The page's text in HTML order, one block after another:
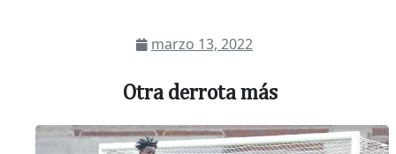
marzo 13, 2022
Otra derrota más